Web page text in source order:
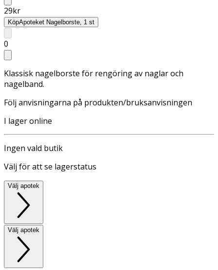
29kr
KöpApoteket Nagelborste, 1 st
0
Klassisk nagelborste för rengöring av naglar och
nagelband.
Följ anvisningarna på produkten/bruksanvisningen
I lager online
Ingen vald butik
Välj för att se lagerstatus
Välj apotek
Välj apotek